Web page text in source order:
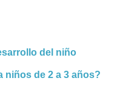
del niño
niños de 2 a 3 años?